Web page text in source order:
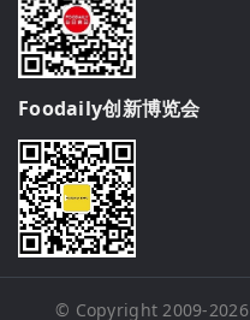
Foodaily创新博览会
© Copyright 2009-2026